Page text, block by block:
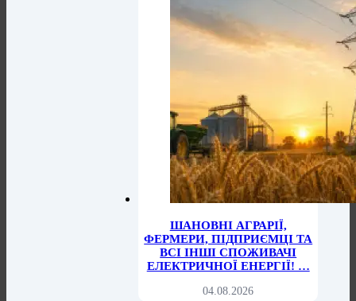
ШАНОВНІ АГРАРІЇ,
ФЕРМЕРИ, ПІДПРИЄМЦІ ТА
ВСІ ІНШІ СПОЖИВАЧІ
ЕЛЕКТРИЧНОЇ ЕНЕРГІЇ! …
04.08.2026